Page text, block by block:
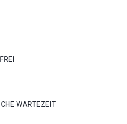
WARTEZEIT